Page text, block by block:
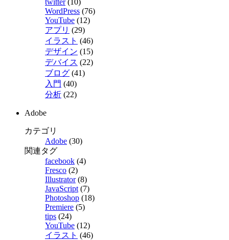
WordPress (76)
YouTube (12)
アプリ (29)
イラスト (46)
デザイン (15)
デバイス (22)
ブログ (41)
入門 (40)
分析 (22)
Adobe
カテゴリ
Adobe (30)
関連タグ
facebook (4)
Fresco (2)
Illustrator(8)
JavaScript (7)
Photoshop (18)
Premiere (5)
tips (24)
YouTube (12)
イラスト (46)